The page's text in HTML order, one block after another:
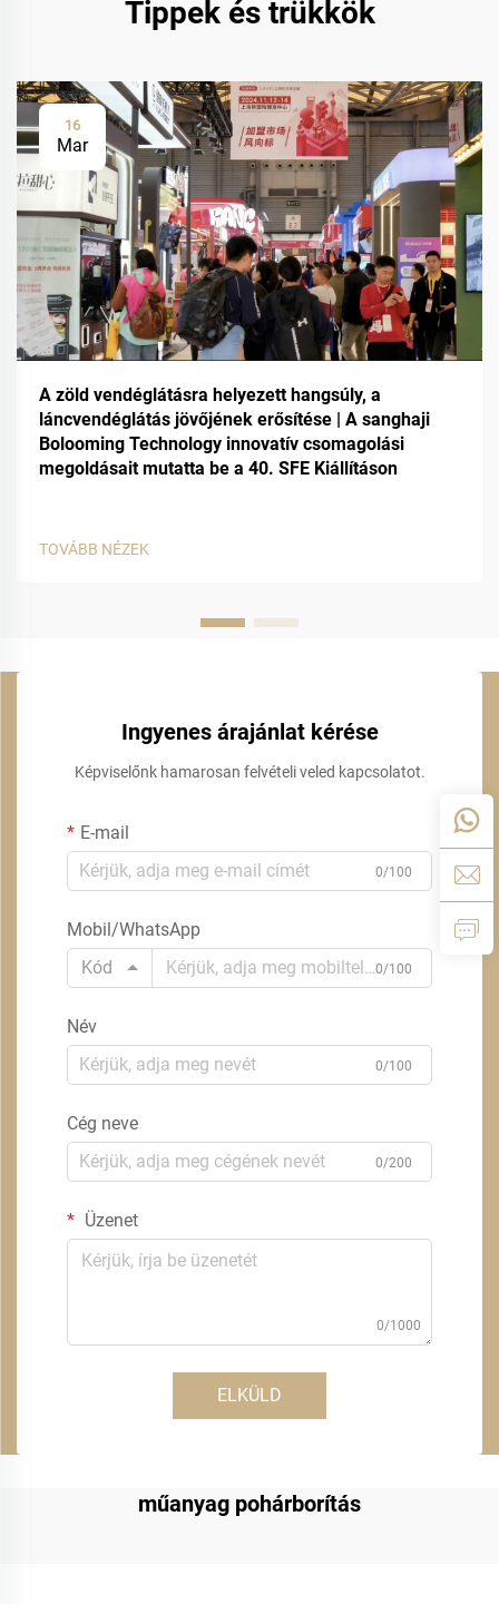
Tippek és trükkök
16
Mar
A zöld vendéglátásra helyezett hangsúly, a
láncvendéglátás jövőjének erősítése | A sanghaji
Bolooming Technology innovatív csomagolási
megoldásait mutatta be a 40. SFE Kiállításon
TOVÁBB NÉZEK
Ingyenes árajánlat kérése
Képviselőnk hamarosan felvételi veled kapcsolatot.
E-mail
0/100
Mobil/WhatsApp
Kód
0/100
Név
0/100
Cég neve
0/200
Üzenet
0/1000
ELKÜLD
műanyag pohárborítás